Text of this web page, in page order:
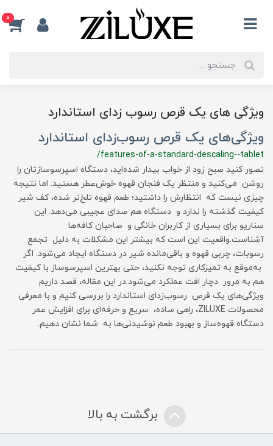
0
ویژگی های یک قرص رسوب زدای استاندارد
ویژگی‌های یک قرص رسوب‌زدای استاندارد
/features-of-a-standard-descaling--tablet
تصور کنید صبح زود از خواب بیدار شده‌اید، دستگاه اسپرسوسازتان را
روشن می‌کنید و منتظر یک فنجان قهوه خوش‌عطر هستید. اما نتیجه
چیزی نیست که انتظارش را داشتید؛ طعم قهوه تلخ‌تر شده، کف شیر
کیفیت گذشته را ندارد و دستگاه هم صدای عجیبی می‌دهد. این
سناریو برای بسیاری از کاربران خانگی و صاحبان کافه‌ها
آشناست.واقعیت این است که بیشتر این مشکلات به دلیل تجمع
رسوبات، چربی قهوه و باقی‌مانده شیر در دستگاه ایجاد می‌شود. اگر
به‌موقع به تمیزکاری توجه نکنید، حتی بهترین اسپرسوساز با کیفیت
هم به مرور دچار افت عملکرد می‌شود.در این مقاله، قصد داریم
ویژگی‌های یک قرص رسوب‌زدای استاندارد را بررسی کنیم و با معرفی
محصولات ZILUXE، راهی ساده، سریع و حرفه‌ای برای افزایش عمر
دستگاه قهوه‌ساز و بهبود طعم نوشیدنی‌ها به شما نشان دهیم.
برگشت به بالا